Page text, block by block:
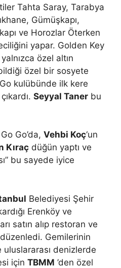
Tahta Saray, Tarabya
Gümüşkapı,
ve Horozlar Öterken
yapar. Golden Key
özel altın
özel bir sosyete
kulübünde ilk kere
Seyyal Taner bu
Go’da, Vehbi Koç‘un
Kıraç düğün yaptı ve
bu sayede iyice
Belediyesi Şehir
Erenköy ve
satın alıp restoran ve
Gemilerinin
uluslararası denizlerde
için TBMM ’den özel